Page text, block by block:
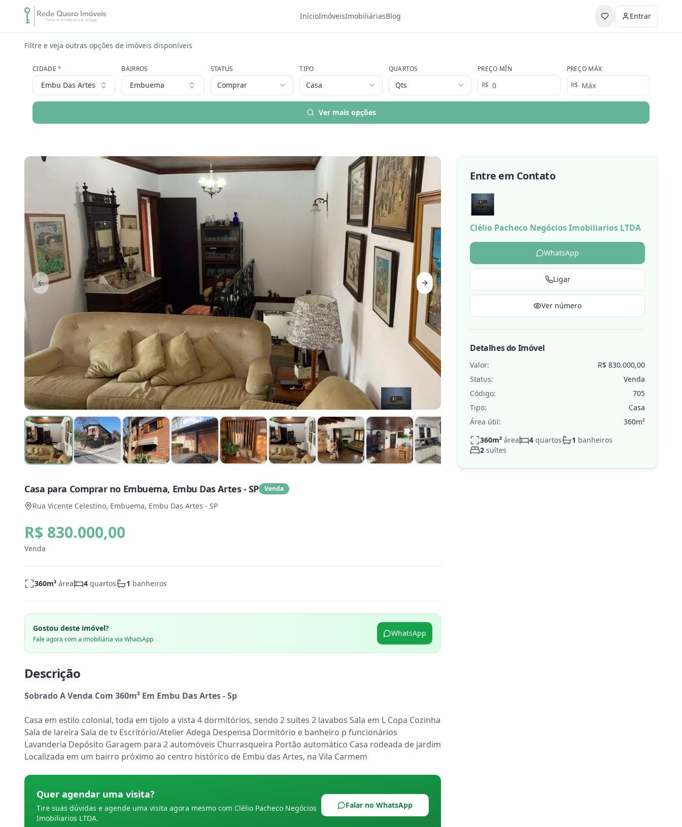
InícioImóveisImobiliáriasBlog Entrar
Filtre e veja outras opções de imóveis disponíveis
CIDADE*
Embu Das Artes
BAIRROS
Embuema
STATUS
Comprar
TIPO
Casa
QUARTOS
Qts
PREÇO MÍN
R$
PREÇO MÁX
R$
Ver mais opções
Previous slide Next slide
Casa para Comprar no Embuema, Embu Das Artes - SP Venda
Rua Vicente Celestino, Embuema, Embu Das Artes - SP
R$ 830.000,00
Venda
360m² área 4 quartos 1 banheiros
Gostou deste imóvel?
Fale agora com a imobiliária via WhatsApp
WhatsApp
Descrição
Sobrado A Venda Com 360m² Em Embu Das Artes - Sp
Casa em estilo colonial, toda em tijolo a vista 4 dormitórios, sendo 2 suítes 2 lavabos Sala em L Copa Cozinha
Sala de lareira Sala de tv Escritório/Atelier Adega Despensa Dormitório e banheiro p funcionários
Lavanderia Depósito Garagem para 2 automóveis Churrasqueira Portão automático Casa rodeada de jardim
Localizada em um bairro próximo ao centro histórico de Embu das Artes, na Vila Carmem
Quer agendar uma visita?
Tire suas dúvidas e agende uma visita agora mesmo com Clélio Pacheco Negócios
Imobiliarios LTDA.
Falar no WhatsApp
Entre em Contato
Clélio Pacheco Negócios Imobiliarios LTDA
WhatsApp
Ligar
Ver número
Detalhes do Imóvel
Valor:
R$ 830.000,00
Status:
Venda
Código:
705
Tipo:
Casa
Área útil:
360m²
360m² área 4 quartos 1 banheiros
2 suítes